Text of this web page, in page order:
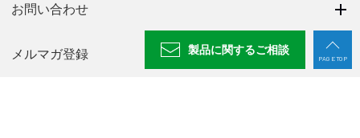
製品に関するご相談
PAGE TOP
お問い合わせ
メルマガ登録